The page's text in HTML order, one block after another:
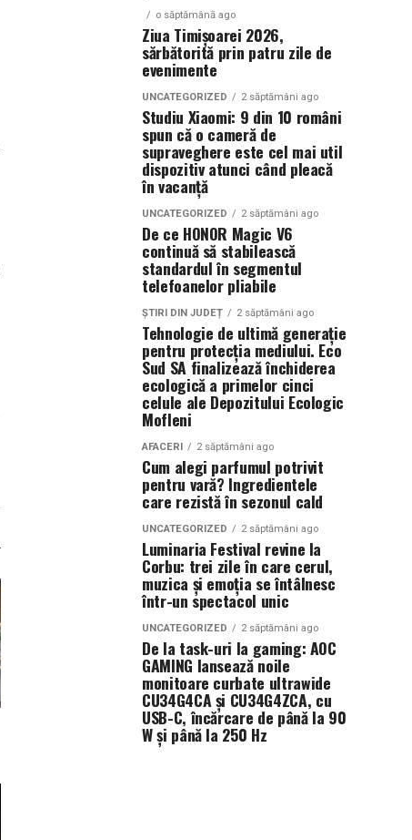
o săptămână ago
Ziua Timișoarei 2026,
sărbătorită prin patru zile de
evenimente
UNCATEGORIZED 2 săptămâni ago
Studiu Xiaomi: 9 din 10 români
spun că o cameră de
supraveghere este cel mai util
dispozitiv atunci când pleacă
în vacanță
UNCATEGORIZED 2 săptămâni ago
De ce HONOR Magic V6
continuă să stabilească
standardul în segmentul
telefoanelor pliabile
ȘTIRI DIN JUDEȚ 2 săptămâni ago
Tehnologie de ultimă generație
pentru protecția mediului. Eco
Sud SA finalizează închiderea
ecologică a primelor cinci
celule ale Depozitului Ecologic
Mofleni
AFACERI 2 săptămâni ago
Cum alegi parfumul potrivit
pentru vară? Ingredientele
care rezistă în sezonul cald
UNCATEGORIZED 2 săptămâni ago
Luminaria Festival revine la
Corbu: trei zile în care cerul,
muzica și emoția se întâlnesc
într-un spectacol unic
UNCATEGORIZED 2 săptămâni ago
De la task-uri la gaming: AOC
GAMING lansează noile
monitoare curbate ultrawide
CU34G4CA și CU34G4ZCA, cu
USB-C, încărcare de până la 90
W și până la 250 Hz